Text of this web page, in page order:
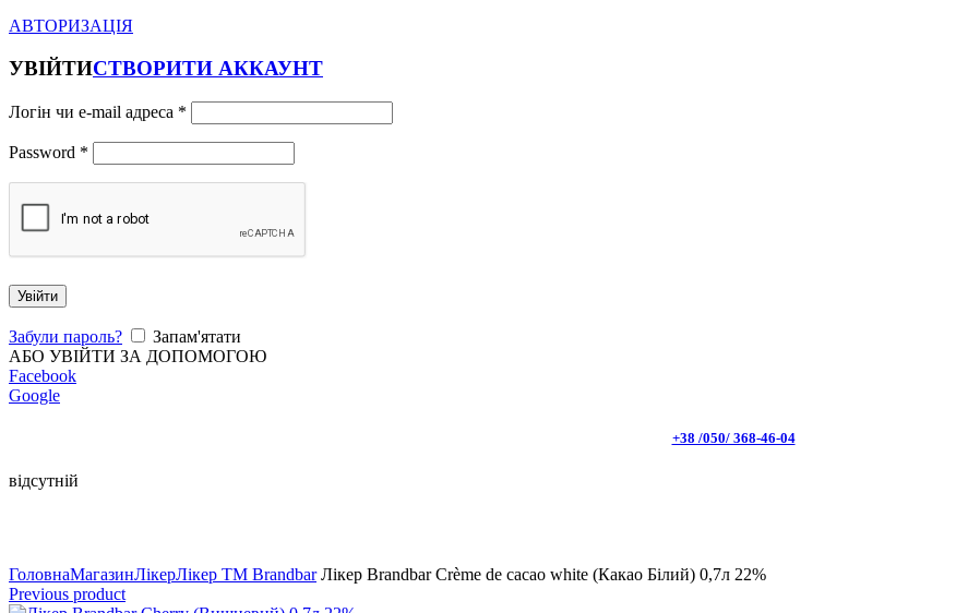
АВТОРИЗАЦІЯ
УВІЙТИСТВОРИТИ АККАУНТ
Логін чи e-mail адреса *
Password *
Увійти
Забули пароль?
Запам'ятати
АБО УВІЙТИ ЗА ДОПОМОГОЮ
Facebook
Google
+38 /050/ 368-46-04
відсутній
ГоловнаМагазинЛікерЛікер ТМ BrandbarЛікер Brandbar Crème de cacao white (Какао Білий) 0,7л 22%
Previous product